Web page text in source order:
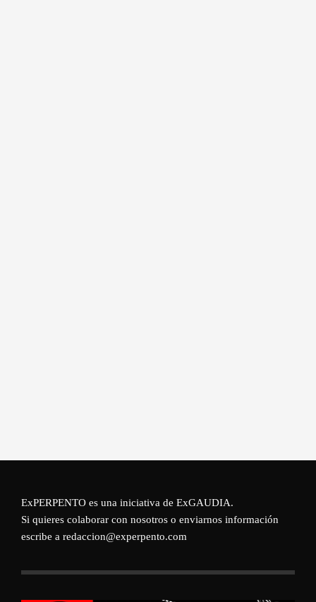
ExPERPENTO es una iniciativa de ExGAUDIA.
Si quieres colaborar con nosotros o enviarnos información
escribe a redaccion@experpento.com